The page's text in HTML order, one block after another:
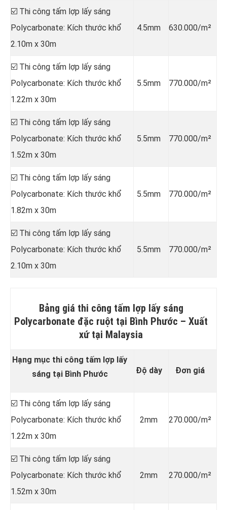
☑️ Thi công tấm lợp lấy sáng
Polycarbonate: Kích thước khổ
2.10m x 30m
4.5mm 630.000/m²
☑️ Thi công tấm lợp lấy sáng
Polycarbonate: Kích thước khổ
1.22m x 30m
5.5mm 770.000/m²
☑️ Thi công tấm lợp lấy sáng
Polycarbonate: Kích thước khổ
1.52m x 30m
5.5mm 770.000/m²
☑️ Thi công tấm lợp lấy sáng
Polycarbonate: Kích thước khổ
1.82m x 30m
5.5mm 770.000/m²
☑️ Thi công tấm lợp lấy sáng
Polycarbonate: Kích thước khổ
2.10m x 30m
5.5mm 770.000/m²
Bảng giá thi công tấm lợp lấy sáng
Polycarbonate đặc ruột tại Bình Phước – Xuất
xứ tại Malaysia
Hạng mục thi công tấm lợp lấy
sáng tại Bình Phước
Độ dày Đơn giá
☑️ Thi công tấm lợp lấy sáng
Polycarbonate: Kích thước khổ
1.22m x 30m
2mm 270.000/m²
☑️ Thi công tấm lợp lấy sáng
Polycarbonate: Kích thước khổ
1.52m x 30m
2mm 270.000/m²